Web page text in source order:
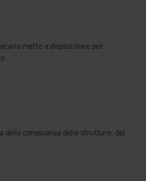
mette a disposizione per
conoscenza delle strutture, del